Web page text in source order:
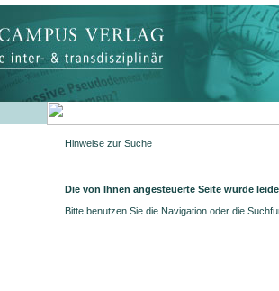
Hinweise zur Suche
Die von Ihnen angesteuerte Seite wurde
Bitte benutzen Sie die Navigation oder die